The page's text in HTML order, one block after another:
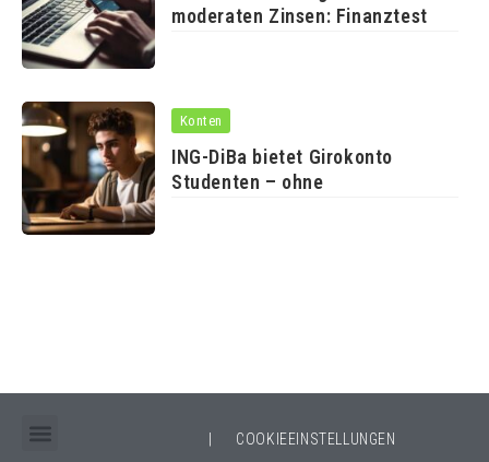
moderaten Zinsen: Finanztest
Konten
ING-DiBa bietet Girokonto
Studenten – ohne
COOKIEEINSTELLUNGEN